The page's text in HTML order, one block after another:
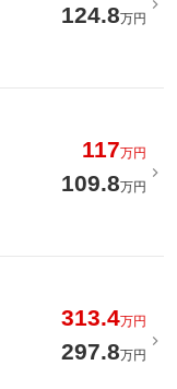
124.8万円
117万円
109.8万円
313.4万円
297.8万円